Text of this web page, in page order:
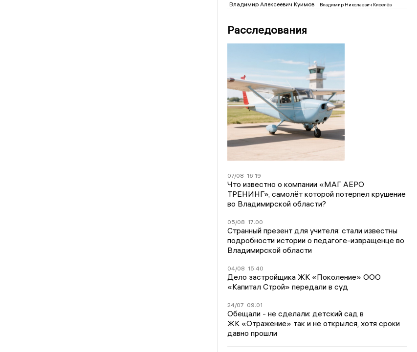
Владимир Алексеевич Куимов Владимир Николаевич Киселёв
Расследования
07/08 16:19
Что известно о компании «МАГ АЕРО
ТРЕНИНГ», самолёт которой потерпел крушение
во Владимирской области?
05/08 17:00
Странный презент для учителя: стали известны
подробности истории о педагоге-извращенце во
Владимирской области
04/08 15:40
Дело застройщика ЖК «Поколение» ООО
«Капитал Строй» передали в суд
24/07 09:01
Обещали - не сделали: детский сад в
ЖК «Отражение» так и не открылся, хотя сроки
давно прошли